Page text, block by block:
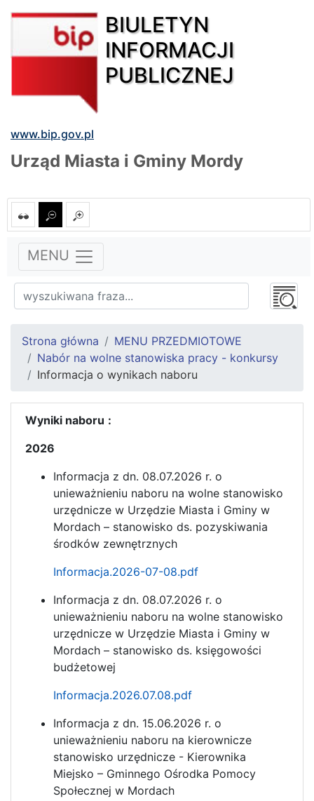
BIULETYN
INFORMACJI
PUBLICZNEJ
www.bip.gov.pl
Urząd Miasta i Gminy Mordy
MENU
Strona główna
MENU PRZEDMIOTOWE
Nabór na wolne stanowiska pracy - konkursy
Informacja o wynikach naboru
Wyniki naboru :
2026
Informacja z dn. 08.07.2026 r. o
unieważnieniu naboru na wolne stanowisko
urzędnicze w Urzędzie Miasta i Gminy w
Mordach – stanowisko ds. pozyskiwania
środków zewnętrznych
Informacja.2026-07-08.pdf
Informacja z dn. 08.07.2026 r. o
unieważnieniu naboru na wolne stanowisko
urzędnicze w Urzędzie Miasta i Gminy w
Mordach – stanowisko ds. księgowości
budżetowej
Informacja.2026.07.08.pdf
Informacja z dn. 15.06.2026 r. o
unieważnieniu naboru na kierownicze
stanowisko urzędnicze - Kierownika
Miejsko – Gminnego Ośrodka Pomocy
Społecznej w Mordach